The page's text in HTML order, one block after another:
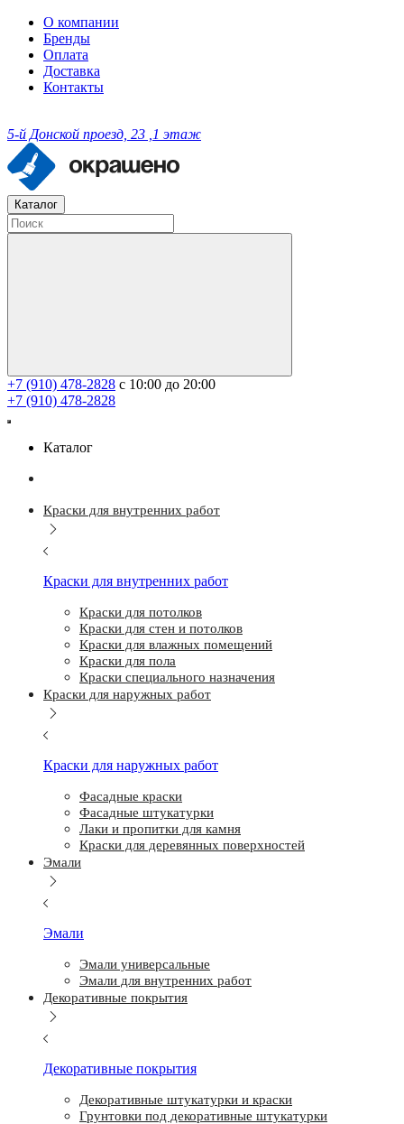
О компании
Бренды
Оплата
Доставка
Контакты
5-й Донской проезд, 23 ,1 этаж
Каталог
+7 (910) 478-2828 с 10:00 до 20:00
+7 (910) 478-2828
Каталог
Краски для внутренних работ
Краски для внутренних работ
Краски для потолков
Краски для стен и потолков
Краски для влажных помещений
Краски для пола
Краски специального назначения
Краски для наружных работ
Краски для наружных работ
Фасадные краски
Фасадные штукатурки
Лаки и пропитки для камня
Краски для деревянных поверхностей
Эмали
Эмали
Эмали универсальные
Эмали для внутренних работ
Декоративные покрытия
Декоративные покрытия
Декоративные штукатурки и краски
Грунтовки под декоративные штукатурки